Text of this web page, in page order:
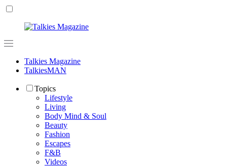
Talkies Magazine
TalkiesMAN
Topics
Lifestyle
Living
Body Mind & Soul
Beauty
Fashion
Escapes
F&B
Videos